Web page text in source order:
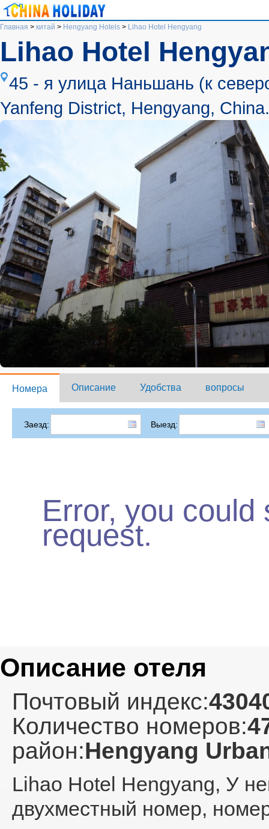
Главная > китай > Hengyang Hotels > Lihao Hotel Hengyang
Lihao Hotel
45 - я улица Наньшань (к
Yanfeng District, Hengyang, China.
Номера Описание Удобства вопросы
Заезд: Выезд:
Error, you could
request.
Описание отеля
Почтовый индекс:
Количество номеров:
район:Hengyang
Lihao Hotel Hengyang, У
двухместный номер,